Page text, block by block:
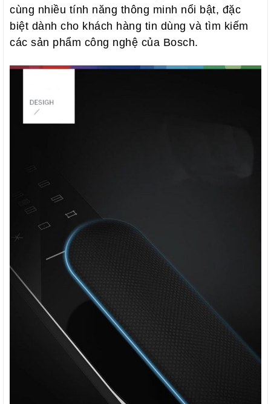
cùng nhiều tính năng thông minh nổi bật, đặc
biệt dành cho khách hàng tin dùng và tìm kiếm
các sản phẩm công nghệ của Bosch.